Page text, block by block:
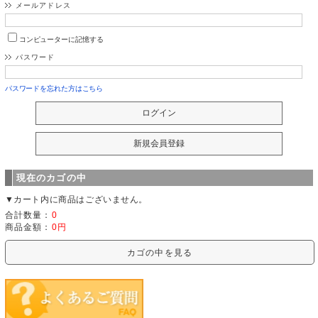
メールアドレス
コンピューターに記憶する
パスワード
パスワードを忘れた方はこちら
現在のカゴの中
▼カート内に商品はございません。
合計数量： 0
商品金額： 0円
カゴの中を見る